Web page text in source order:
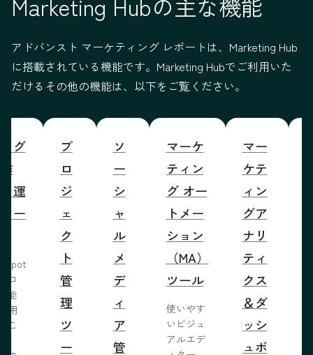
アドバンスト マーケティング レポートは、Marketing Hub
に搭載されている機能です。Marketing Hubでご利用いた
だけるその他の機能は、以下をご覧ください。
グ
運
ー
ロ
能
用
こ
プ
ロ
ジ
ェ
ク
ト
管
理
ツ
ー
ソ
ー
シ
ャ
ル
メ
デ
ィ
ア
管
マーケ
ティン
グ オー
トメー
ション
（MA）
ツール
使いやす
いビジュ
アルエデ
マー
ケテ
ィン
グア
ナリ
ティ
クス
＆ダ
ッシ
ュボ